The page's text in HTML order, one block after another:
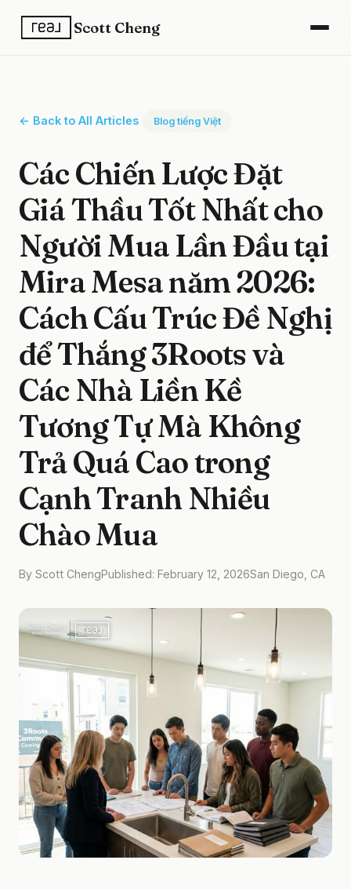
Scott Cheng
← Back to All Articles Blog tiếng Việt
Các Chiến Lược Đặt
Giá Thầu Tốt Nhất cho
Người Mua Lần Đầu tại
Mira Mesa năm 2026:
Cách Cấu Trúc Đề Nghị
để Thắng 3Roots và
Các Nhà Liền Kề
Tương Tự Mà Không
Trả Quá Cao trong
Cạnh Tranh Nhiều
Chào Mua
By Scott ChengPublished: February 12, 2026San Diego, CA